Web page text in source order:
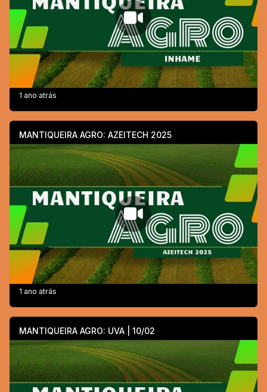
1 ano atrás
MANTIQUEIRA AGRO: AZEITECH 2025
1 ano atrás
MANTIQUEIRA AGRO: UVA | 10/02